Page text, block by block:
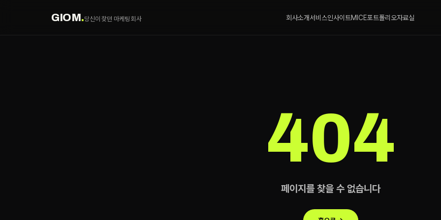
GIOM.당신이 찾던 마케팅 회사 회사소개서비스인사이트MICE포트폴리오자료실
404
페이지를 찾을 수 없습니다